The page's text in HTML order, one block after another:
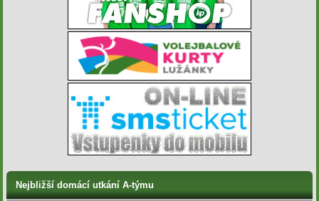
Nejbližší domácí utkání A-týmu